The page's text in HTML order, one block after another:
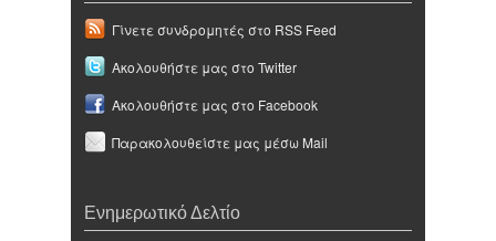
Γίνετε συνδρομητές στο RSS Feed
Ακολουθήστε μας στο Twitter
Ακολουθήστε μας στο Facebook
Παρακολουθείστε μας μέσω Mail
Ενημερωτικό Δελτίο